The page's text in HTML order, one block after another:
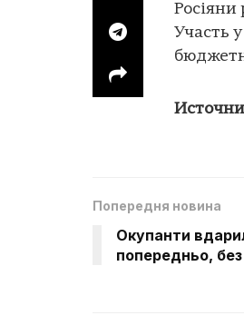
Участь
Попередня новина
Окупанти
попередньо,